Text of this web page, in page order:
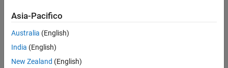
Asia-Pacifico
Australia (English)
India (English)
New Zealand (English)